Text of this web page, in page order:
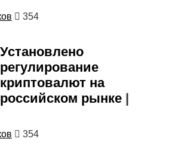
354
Установлено
регулирование
криптовалют на
российском рынке|
354